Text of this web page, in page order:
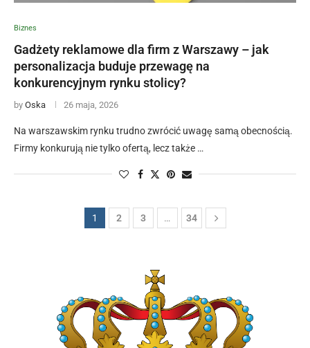
Biznes
Gadżety reklamowe dla firm z Warszawy – jak
personalizacja buduje przewagę na
konkurencyjnym rynku stolicy?
by Oska 26 maja, 2026
Na warszawskim rynku trudno zwrócić uwagę samą obecnością.
Firmy konkurują nie tylko ofertą, lecz także …
1 2 3 … 34